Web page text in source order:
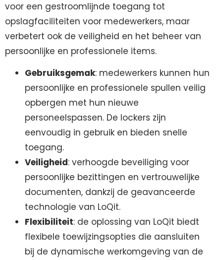
voor een gestroomlijnde toegang tot
opslagfaciliteiten voor medewerkers, maar
verbetert ook de veiligheid en het beheer van
persoonlijke en professionele items.
Gebruiksgemak: medewerkers kunnen hun
persoonlijke en professionele spullen veilig
opbergen met hun nieuwe
personeelspassen. De lockers zijn
eenvoudig in gebruik en bieden snelle
toegang.
Veiligheid: verhoogde beveiliging voor
persoonlijke bezittingen en vertrouwelijke
documenten, dankzij de geavanceerde
technologie van LoQit.
Flexibiliteit: de oplossing van LoQit biedt
flexibele toewijzingsopties die aansluiten
bij de dynamische werkomgeving van de